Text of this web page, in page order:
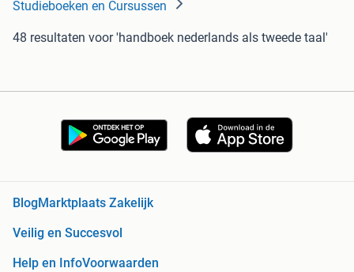
Studieboeken en Cursussen
48 resultaten voor 'handboek nederlands als tweede taal'
BlogMarktplaats Zakelijk
Veilig en Succesvol
Help en InfoVoorwaarden